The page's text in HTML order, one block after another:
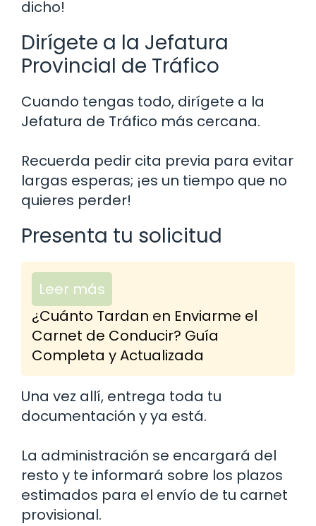
dicho!
Dirígete a la Jefatura
Provincial de Tráfico
Cuando tengas todo, dirígete a la
Jefatura de Tráfico más cercana.
Recuerda pedir cita previa para evitar
largas esperas; ¡es un tiempo que no
quieres perder!
Presenta tu solicitud
Leer más
¿Cuánto Tardan en Enviarme el
Carnet de Conducir? Guía
Completa y Actualizada
Una vez allí, entrega toda tu
documentación y ya está.
La administración se encargará del
resto y te informará sobre los plazos
estimados para el envío de tu carnet
provisional.